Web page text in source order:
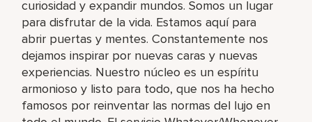
curiosidad y expandir mundos. Somos un lugar
para disfrutar de la vida. Estamos aquí para
abrir puertas y mentes. Constantemente nos
dejamos inspirar por nuevas caras y nuevas
experiencias. Nuestro núcleo es un espíritu
armonioso y listo para todo, que nos ha hecho
famosos por reinventar las normas del lujo en